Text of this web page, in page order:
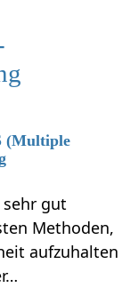
(Multiple
sehr gut
Methoden,
aufzuhalten